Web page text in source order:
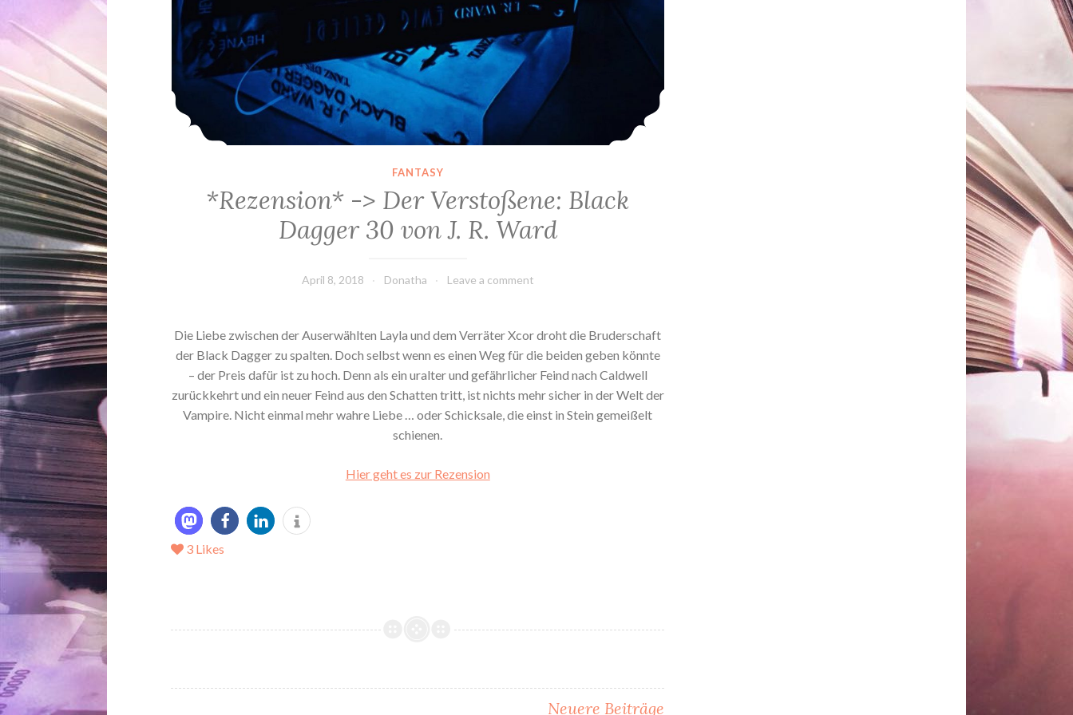
FANTASY
*Rezension* -> Der Verstoßene: Black
Dagger 30 von J. R. Ward
April 8, 2018 Donatha Leave a comment
Die Liebe zwischen der Auserwählten Layla und dem Verräter Xcor droht die Bruderschaft
der Black Dagger zu spalten. Doch selbst wenn es einen Weg für die beiden geben könnte
– der Preis dafür ist zu hoch. Denn als ein uralter und gefährlicher Feind nach Caldwell
zurückkehrt und ein neuer Feind aus den Schatten tritt, ist nichts mehr sicher in der Welt der
Vampire. Nicht einmal mehr wahre Liebe … oder Schicksale, die einst in Stein gemeißelt
schienen.
Hier geht es zur Rezension
3 Likes
Neuere Beiträge